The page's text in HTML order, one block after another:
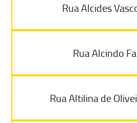
Rua Alcides
Rua Alcindo
Rua Altilina de